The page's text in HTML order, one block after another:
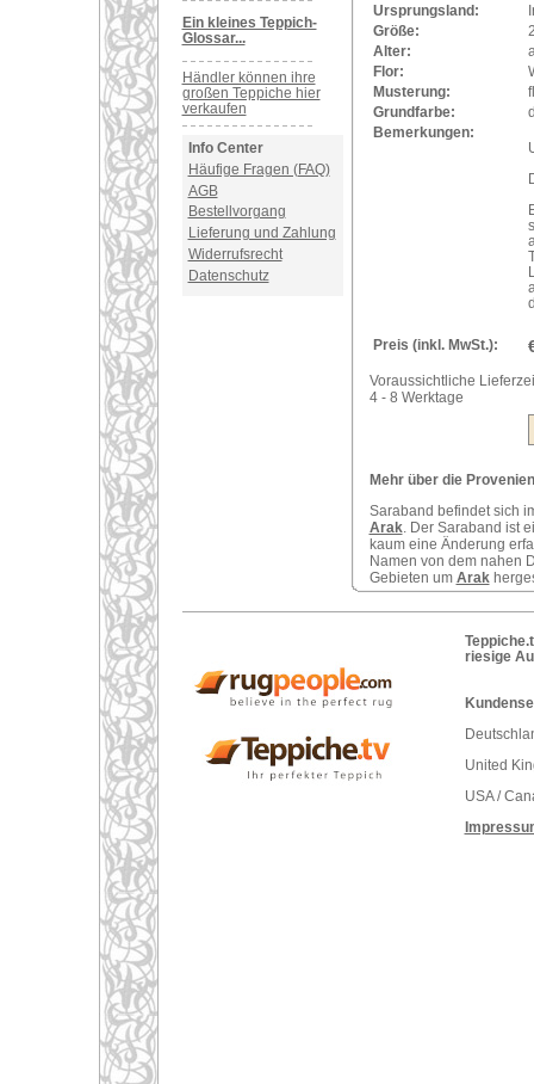
Ein kleines Teppich-
Glossar...
Händler können ihre
großen Teppiche hier
verkaufen
Info Center
Häufige Fragen (FAQ)
AGB
Bestellvorgang
Lieferung und Zahlung
Widerrufsrecht
Datenschutz
Ursprungsland:
Größe:
Alter:
Flor:
Musterung:
Grundfarbe:
Bemerkungen:
Preis (inkl. MwSt.):
Voraussichtliche
4 - 8 Werktage
Mehr über die
Saraband befindet sich
Arak. Der Saraband ist
kaum eine Änderung
Namen von dem nahen
Gebieten um Arak
riesige
United
USA /